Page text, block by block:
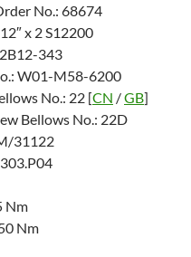
No.: 68674
x 2 S12200
343
W01-M58-6200
No.: 22 [CN /GB]
Bellows No.: 22D
31122
Nm
Nm